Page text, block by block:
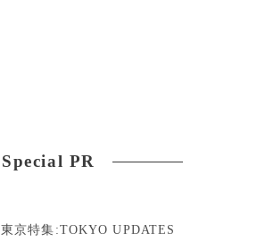
Special PR
東京特集:TOKYO UPDATES